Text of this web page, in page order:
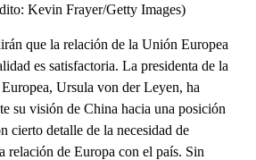
Kevin Frayer/Getty Images)
que la relación de la Unión Europea
es satisfactoria. La presidenta de la
Ursula von der Leyen, ha
su visión de China hacia una posición
cierto detalle de la necesidad de
relación de Europa con el país. Sin